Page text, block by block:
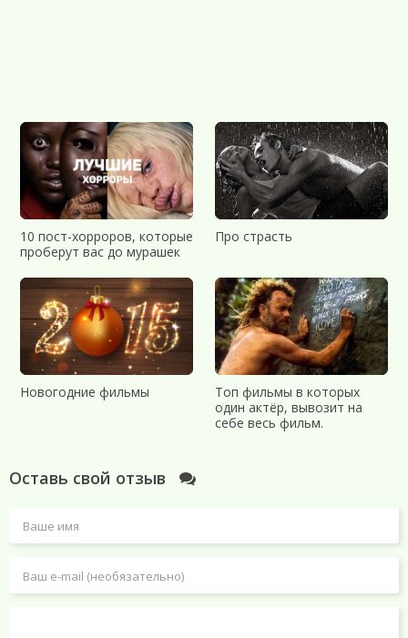
10 пост-хорроров, которые
проберут вас до мурашек
Про страсть
Новогодние фильмы
Топ фильмы в которых
один актёр, вывозит на
себе весь фильм.
Оставь свой отзыв